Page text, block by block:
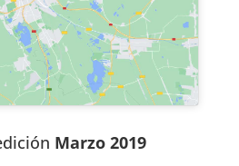
Marzo 2019